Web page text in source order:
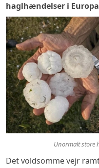
haglhændelser i Europa
Unormalt store
Det voldsomme vejr